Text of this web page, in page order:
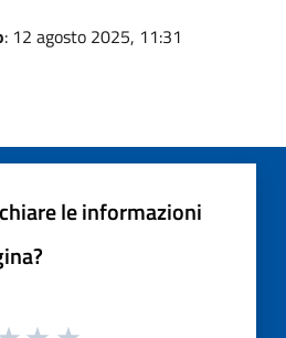
: 12 agosto 2025, 11:31
le informazioni